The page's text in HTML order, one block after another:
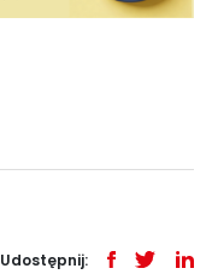
Udostępnij: